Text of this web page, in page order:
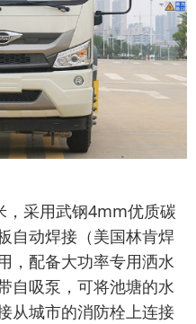
，采用武钢4mm优质碳
自动焊接（美国林肯焊
，配备大功率专用洒水
自吸泵，可将池塘的水
从城市的消防栓上连接